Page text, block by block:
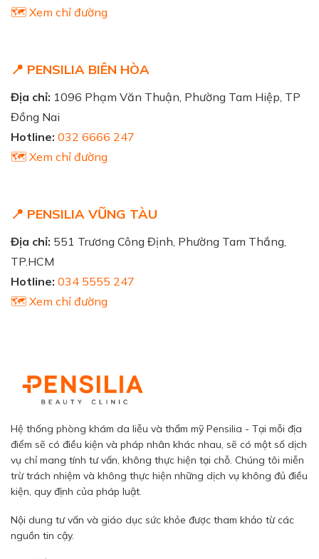
🗺️ Xem chỉ đường
📍 PENSILIA BIÊN HÒA
Địa chỉ: 1096 Phạm Văn Thuận, Phường Tam Hiệp, TP
Đồng Nai
Hotline: 032 6666 247
🗺️ Xem chỉ đường
📍 PENSILIA VŨNG TÀU
Địa chỉ: 551 Trương Công Định, Phường Tam Thắng,
TP.HCM
Hotline: 034 5555 247
🗺️ Xem chỉ đường
Hệ thống phòng khám da liễu và thẩm mỹ Pensilia - Tại mỗi địa
điểm sẽ có điều kiện và pháp nhân khác nhau, sẽ có một số dịch
vụ chỉ mang tính tư vấn, không thực hiện tại chỗ. Chúng tôi miễn
trừ trách nhiệm và không thực hiện những dịch vụ không đủ điều
kiện, quy định của pháp luật.
Nội dung tư vấn và giáo dục sức khỏe được tham khảo từ các
nguồn tin cậy.